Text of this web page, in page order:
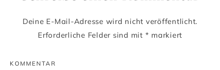
Deine E-Mail-Adresse wird nicht veröffentlicht.
Erforderliche Felder sind mit * markiert
KOMMENTAR